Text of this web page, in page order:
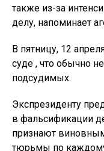
также из-за
делу, напоминает
В пятницу, 12
суде , что обычно
подсудимых.
Экспрезиденту
в фальсификации
признают
тюрьмы по